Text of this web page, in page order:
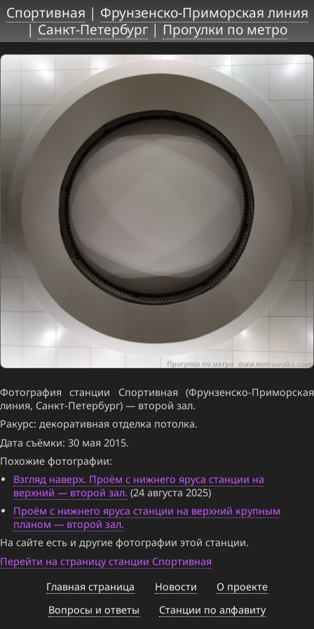
Спортивная | Фрунзенско-Приморская линия
|Санкт-Петербург|Прогулки по метро
Фотография станции Спортивная (Фрунзенско-Приморская
линия, Санкт-Петербург) — второй зал.
Ракурс: декоративная отделка потолка.
Дата съёмки: 30 мая 2015.
Похожие фотографии:
Взгляд наверх. Проём с нижнего яруса станции на
верхний — второй зал. (24 августа 2025)
Проём с нижнего яруса станции на верхний крупным
планом — второй зал.
На сайте есть и другие фотографии этой станции.
Перейти на страницу станции Спортивная
Главная страница
Новости
О проекте
Вопросы и ответы
Станции по алфавиту